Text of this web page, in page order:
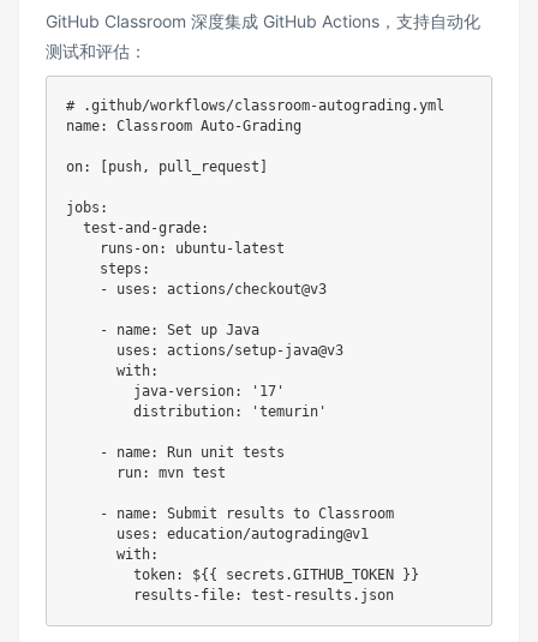
GitHub Classroom 深度集成 GitHub Actions，支持自动化
测试和评估：
# .github/workflows/classroom-autograding.yml
name: Classroom Auto-Grading
on: [push, pull_request ]
jobs :
test-and-grade:
runs-on: ubuntu-latest
steps :
-
uses : actions/checkout@v3
- name:
Set up Java
uses : actions/setup-java@v3
with:
java-version:
'17'
distribution: 'temurin'
- name:
Run unit tests
run: mvn test
- name:
Submit results to Classroom
uses :
education/autograding@v1
with:
token: ${{ secrets.GITHUB_TOKEN }}
results-file: test -